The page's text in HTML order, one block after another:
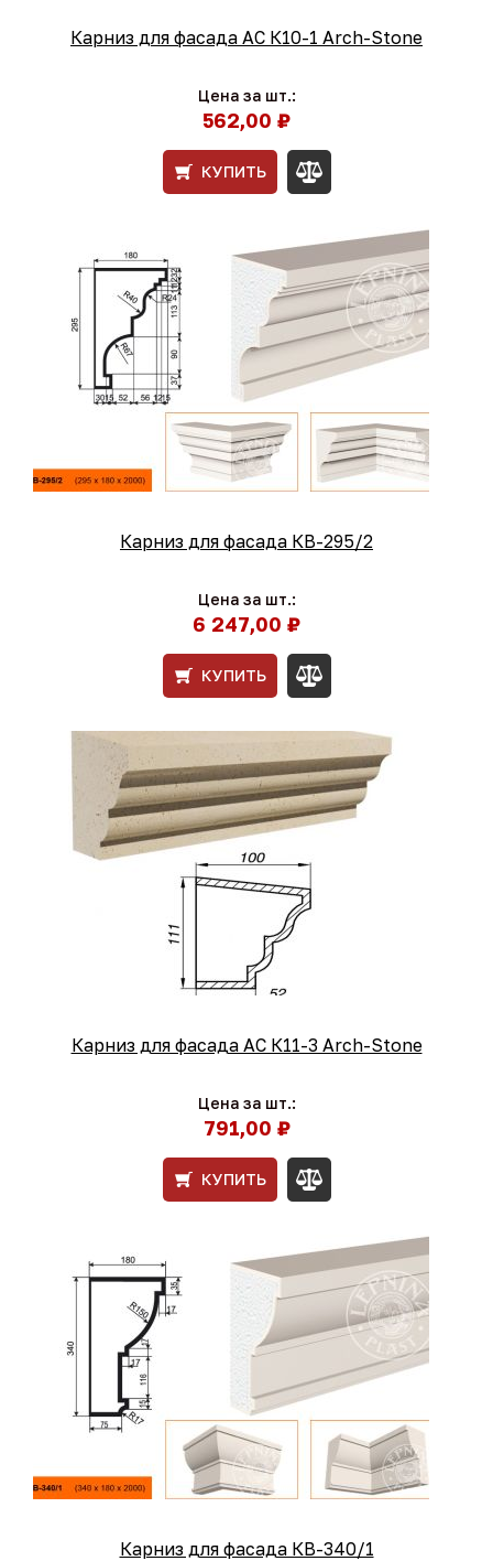
Карниз для фасада АС К10-1 Arch-Stone
Цена за шт.:
562,00 ₽
КУПИТЬ
Карниз для фасада КВ-295/2
Цена за шт.:
6 247,00 ₽
КУПИТЬ
Карниз для фасада АС К11-3 Arch-Stone
Цена за шт.:
791,00 ₽
КУПИТЬ
Карниз для фасада КВ-340/1